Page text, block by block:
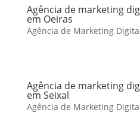
Agência de marketing
em Oeiras
Agência de Marketing
Agência de marketing
em Seixal
Agência de Marketing